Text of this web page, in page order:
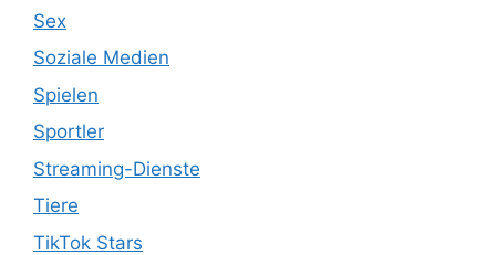
Sex
Soziale Medien
Spielen
Sportler
Streaming-Dienste
Tiere
TikTok Stars